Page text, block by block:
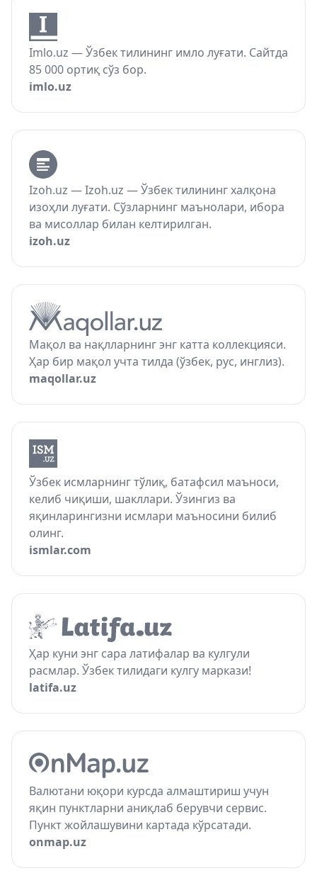
Imlo.uz — Ўзбек тилининг имло луғати. Сайтда
85 000 ортиқ сўз бор.
imlo.uz
Izoh.uz — Izoh.uz — Ўзбек тилининг халқона
изоҳли луғати. Сўзларнинг маънолари, ибора
ва мисоллар билан келтирилган.
izoh.uz
Мақол ва нақлларнинг энг катта коллекцияси.
Ҳар бир мақол учта тилда (ўзбек, рус, инглиз).
maqollar.uz
Ўзбек исмларнинг тўлиқ, батафсил маъноси,
келиб чиқиши, шакллари. Ўзингиз ва
яқинларингизни исмлари маъносини билиб
олинг.
ismlar.com
Ҳар куни энг сара латифалар ва кулгули
расмлар. Ўзбек тилидаги кулгу маркази!
latifa.uz
Валютани юқори курсда алмаштириш учун
яқин пунктларни аниқлаб берувчи сервис.
Пункт жойлашувини картада кўрсатади.
onmap.uz